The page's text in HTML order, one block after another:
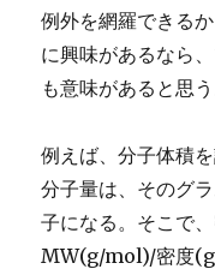
例外を網羅できるか
に興味があるなら
も意味があると思う
例えば、分子体積
分子量は、そのグ
子になる。そこで
MW(g/mol)/密度